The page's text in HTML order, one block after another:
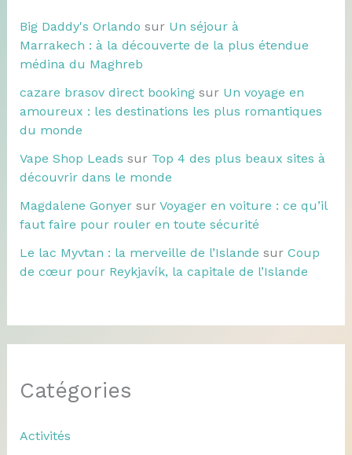
Big Daddy's Orlando sur Un séjour à
Marrakech : à la découverte de la plus étendue
médina du Maghreb
cazare brasov direct bookingsur Un voyage en
amoureux : les destinations les plus romantiques
du monde
Vape Shop Leads sur Top 4 des plus beaux sites à
découvrir dans le monde
Magdalene Gonyersur Voyager en voiture : ce qu’il
faut faire pour rouler en toute sécurité
Le lac Myvtan : la merveille de l’Islande sur Coup
de cœur pour Reykjavík, la capitale de l’Islande
Catégories
Activités